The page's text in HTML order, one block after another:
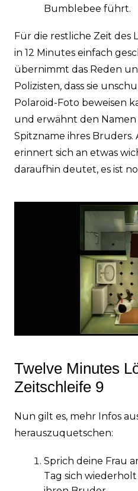
Bumblebee führt.
Für die restliche Zeit des
in 12 Minutes einfach
übernimmt das Reden
Polizisten, dass sie
Polaroid-Foto beweisen
und erwähnt den Namen
Spitzname ihres Bruders.
erinnert sich an etwas
daraufhin deutet, es ist
Twelve Minutes
Zeitschleife 9
Nun gilt es, mehr Infos
herauszuquetschen:
Sprich deine Frau
Tag sich